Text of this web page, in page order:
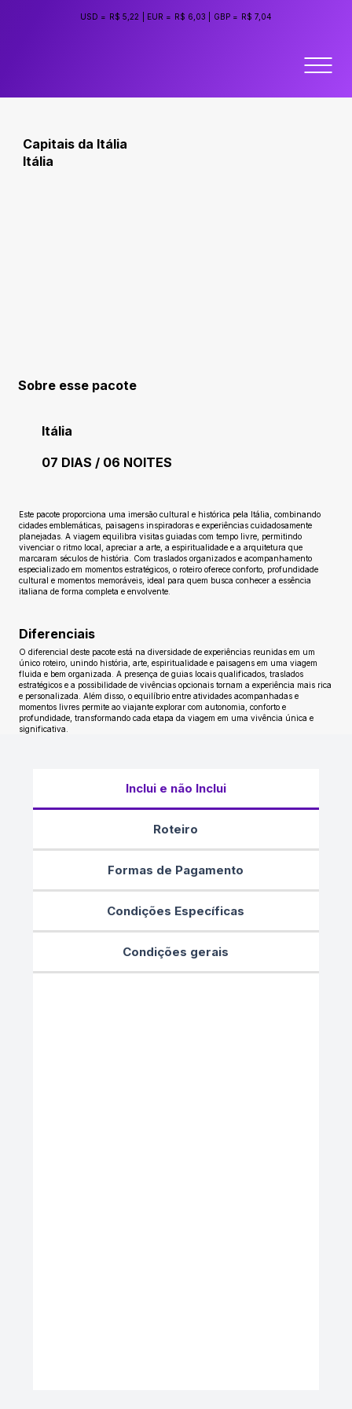
USD = R$ 5,22 EUR = R$ 6,03 GBP = R$ 7,04
Capitais da Itália
Itália
Sobre esse pacote
Itália
07 DIAS / 06 NOITES
Este pacote proporciona uma imersão cultural e histórica pela Itália, combinando
cidades emblemáticas, paisagens inspiradoras e experiências cuidadosamente
planejadas. A viagem equilibra visitas guiadas com tempo livre, permitindo
vivenciar o ritmo local, apreciar a arte, a espiritualidade e a arquitetura que
marcaram séculos de história. Com traslados organizados e acompanhamento
especializado em momentos estratégicos, o roteiro oferece conforto, profundidade
cultural e momentos memoráveis, ideal para quem busca conhecer a essência
italiana de forma completa e envolvente.
Diferenciais
O diferencial deste pacote está na diversidade de experiências reunidas em um
único roteiro, unindo história, arte, espiritualidade e paisagens em uma viagem
fluida e bem organizada. A presença de guias locais qualificados, traslados
estratégicos e a possibilidade de vivências opcionais tornam a experiência mais rica
e personalizada. Além disso, o equilíbrio entre atividades acompanhadas e
momentos livres permite ao viajante explorar com autonomia, conforto e
profundidade, transformando cada etapa da viagem em uma vivência única e
significativa.
Inclui e não Inclui
Roteiro
Formas de Pagamento
Condições Específicas
Condições gerais